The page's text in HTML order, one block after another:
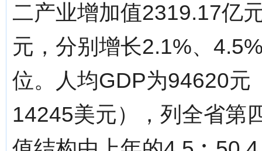
二产业增加值2319.17亿
元，分别增长2.1%、
位。人均GDP为94620元
14245美元），列全省第